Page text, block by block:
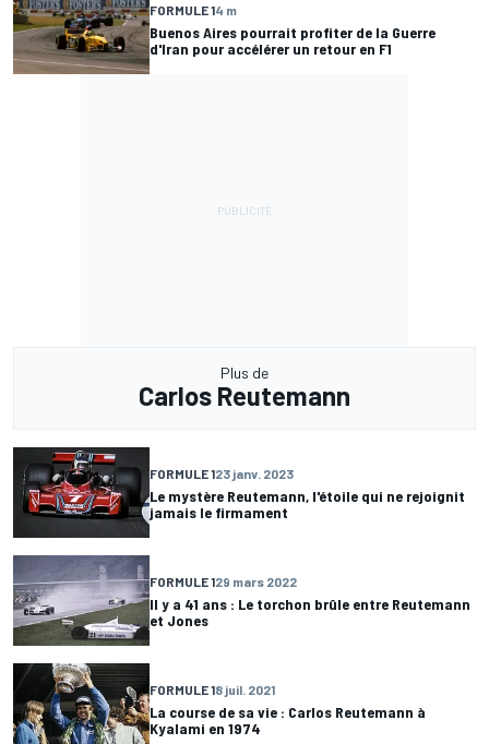
FORMULE 14 m
Buenos Aires pourrait profiter de la Guerre
d'Iran pour accélérer un retour en F1
Plus de
Carlos Reutemann
FORMULE 123 janv. 2023
Le mystère Reutemann, l'étoile qui ne rejoignit
jamais le firmament
FORMULE 129 mars 2022
Il y a 41 ans : Le torchon brûle entre Reutemann
et Jones
FORMULE 18 juil. 2021
La course de sa vie : Carlos Reutemann à
Kyalami en 1974